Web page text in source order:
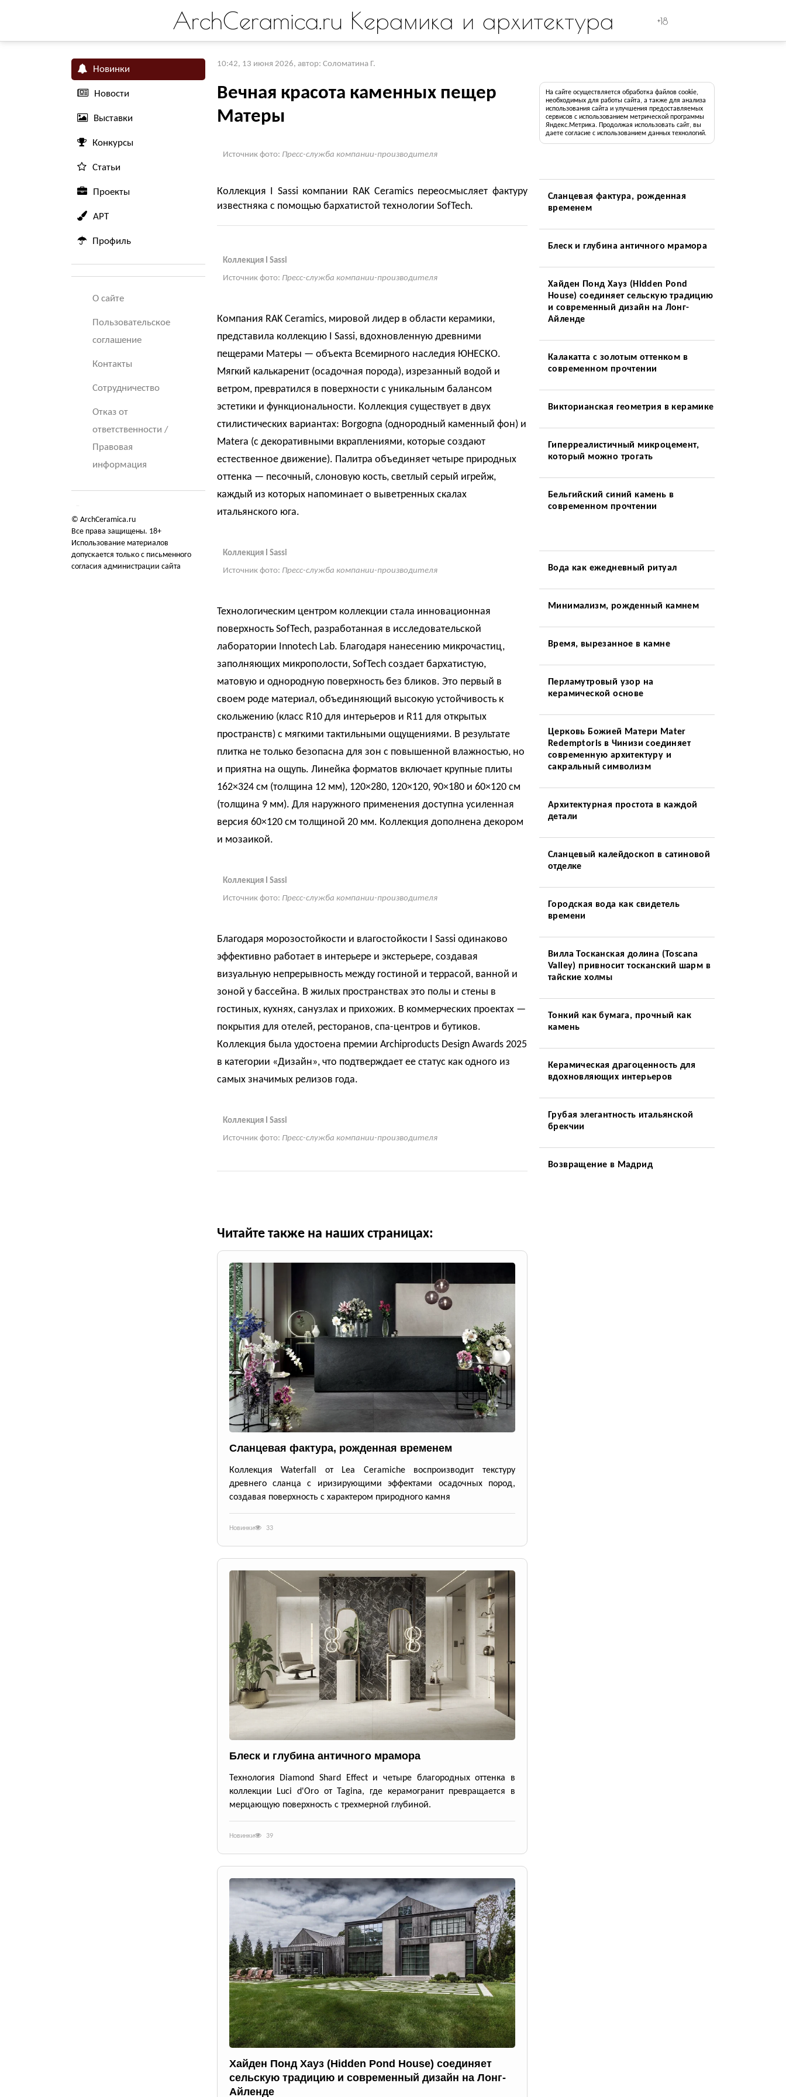
ArchCeramica.ru Керамика и архитектура +18
Новинки
Новости
Выставки
Конкурсы
Статьи
Проекты
АРТ
Профиль
О сайте
Пользовательское
соглашение
Контакты
Сотрудничество
Отказ от
ответственности /
Правовая
информация
© ArchCeramica.ru
Все права защищены. 18+
Использование материалов
допускается только с письменного
согласия администрации сайта
10:42, 13 июня 2026, автор: Соломатина Г.
Вечная красота каменных пещер
Матеры
Источник фото: Пресс-служба компании-производителя
Коллекция I Sassi компании RAK Ceramics переосмысляет фактуру
известняка с помощью бархатистой технологии SofTech.
Коллекция I Sassi
Источник фото: Пресс-служба компании-производителя
Компания RAK Ceramics, мировой лидер в области керамики,
представила коллекцию I Sassi, вдохновленную древними
пещерами Матеры — объекта Всемирного наследия ЮНЕСКО.
Мягкий калькаренит (осадочная порода), изрезанный водой и
ветром, превратился в поверхности с уникальным балансом
эстетики и функциональности. Коллекция существует в двух
стилистических вариантах: Borgogna (однородный каменный фон) и
Matera (с декоративными вкраплениями, которые создают
естественное движение). Палитра объединяет четыре природных
оттенка — песочный, слоновую кость, светлый серый игрейж,
каждый из которых напоминает о выветренных скалах
итальянского юга.
Коллекция I Sassi
Источник фото: Пресс-служба компании-производителя
Технологическим центром коллекции стала инновационная
поверхность SofTech, разработанная в исследовательской
лаборатории Innotech Lab. Благодаря нанесению микрочастиц,
заполняющих микрополости, SofTech создает бархатистую,
матовую и однородную поверхность без бликов. Это первый в
своем роде материал, объединяющий высокую устойчивость к
скольжению (класс R10 для интерьеров и R11 для открытых
пространств) с мягкими тактильными ощущениями. В результате
плитка не только безопасна для зон с повышенной влажностью, но
и приятна на ощупь. Линейка форматов включает крупные плиты
162×324 см (толщина 12 мм), 120×280, 120×120, 90×180 и 60×120 см
(толщина 9 мм). Для наружного применения доступна усиленная
версия 60×120 см толщиной 20 мм. Коллекция дополнена декором
и мозаикой.
Коллекция I Sassi
Источник фото: Пресс-служба компании-производителя
Благодаря морозостойкости и влагостойкости I Sassi одинаково
эффективно работает в интерьере и экстерьере, создавая
визуальную непрерывность между гостиной и террасой, ванной и
зоной у бассейна. В жилых пространствах это полы и стены в
гостиных, кухнях, санузлах и прихожих. В коммерческих проектах —
покрытия для отелей, ресторанов, спа-центров и бутиков.
Коллекция была удостоена премии Archiproducts Design Awards 2025
в категории «Дизайн», что подтверждает ее статус как одного из
самых значимых релизов года.
Коллекция I Sassi
Источник фото: Пресс-служба компании-производителя
Читайте также на наших страницах:
Сланцевая фактура, рожденная временем
Коллекция Waterfall от Lea Ceramiche воспроизводит текстуру
древнего сланца с иризирующими эффектами осадочных пород,
создавая поверхность с характером природного камня
Новинки 33
Блеск и глубина античного мрамора
Технология Diamond Shard Effect и четыре благородных оттенка в
коллекции Luci d'Oro от Tagina, где керамогранит превращается в
мерцающую поверхность с трехмерной глубиной.
Новинки 39
Хайден Понд Хауз (Hidden Pond House) соединяет
сельскую традицию и современный дизайн на Лонг-
Айленде
На сайте осуществляется обработка файлов cookie,
необходимых для работы сайта, а также для анализа
использования сайта и улучшения предоставляемых
сервисов с использованием метрической программы
Яндекс.Метрика. Продолжая использовать сайт, вы
даете согласие с использованием данных технологий.
Сланцевая фактура, рожденная
временем
Блеск и глубина античного мрамора
Хайден Понд Хауз (Hidden Pond
House) соединяет сельскую традицию
и современный дизайн на Лонг-
Айленде
Калакатта с золотым оттенком в
современном прочтении
Викторианская геометрия в керамике
Гиперреалистичный микроцемент,
который можно трогать
Бельгийский синий камень в
современном прочтении
Вода как ежедневный ритуал
Минимализм, рожденный камнем
Время, вырезанное в камне
Перламутровый узор на
керамической основе
Церковь Божией Матери Mater
Redemptoris в Чинизи соединяет
современную архитектуру и
сакральный символизм
Архитектурная простота в каждой
детали
Сланцевый калейдоскоп в сатиновой
отделке
Городская вода как свидетель
времени
Вилла Тосканская долина (Toscana
Valley) привносит тосканский шарм в
тайские холмы
Тонкий как бумага, прочный как
камень
Керамическая драгоценность для
вдохновляющих интерьеров
Грубая элегантность итальянской
брекчии
Возвращение в Мадрид